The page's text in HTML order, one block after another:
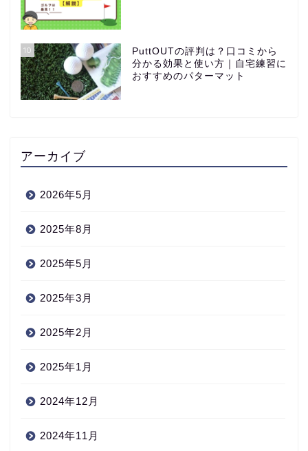
10
PuttOUTの評判は？口コミから
分かる効果と使い方｜自宅練習に
おすすめのパターマット
アーカイブ
2026年5月
2025年8月
2025年5月
2025年3月
2025年2月
2025年1月
2024年12月
2024年11月